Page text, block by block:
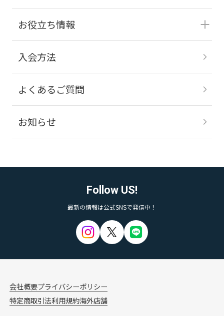
お役立ち情報
入会方法
よくあるご質問
お知らせ
Follow US!
最新の情報は公式SNSで発信中！
会社概要プライバシーポリシー
特定商取引法利用規約海外店舗